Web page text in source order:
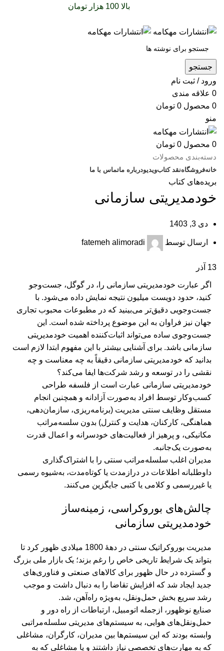
بالا 100 هزار تومان
جستجو
ورود / ثبت نام
0 علاقه مندی
0 محصول 0 تومان
منو
0 محصول 0 تومان
دسته‌بندی محصولات
خانهفروشگاهنقد کتابویدیودرباره‌ ماتماس با ما
بریده‌های کتاب
خودمديريتی سازمانی
دی 3, 1403
ارسال توسط fatemeh alimoradi
13 آذر
اگر عبارت خودمدیریتی سازمانی را، در گوگل، جست‌وجو
کنید، حدود دویست میلیون نتیجه نمایش داده می‌شود. با
جست‌‌وجویی دقیق‌تر می‌بینید که در مطبوعات محبوب تجاری
جهان نیز فراوان به این موضوع پرداخته شده است. این
جست‌وجوی ساده می‌تواند اثبات‌کننده اهمیت خودمدیریتی
سازمانی باشد. برای آشنایی بیشتر با این مفهوم ابتدا لازم است
بدانید که خودمدیریتی سازمانی دقیقاً به چه معناست و چه
نقشی را در توسعه و رشد شرکت‌ها ایفا می‌کند؟
خودمدیریتی سازمانی عبارت است از فلسفه طراحی
کسب‌وکار توسط افراد به‌صورت آزادانه و همچنین انجام
مستقل وظایف سنتی مدیریت (برنامه‌ریزی، سازمان‌دهی،
هماهنگی، کارکنان، هدایت و کنترل) بدون سلسه‌مراتب
مکانیکی، و پرهیز از فعالیت‌های خودسرانه و اعمال قدرت
به‌صورت یک‌جانبه.
مدیران اغلب سلسله‌مراتب سنتی را با اشتراک‌گذاری
داوطلبانه اطلاعات در درازمدت یا کوتاه‌مدت، به‌شیوه رسمی
یا غیررسمی و کلامی یا کتبی جایگزین می‌کنند.
چالش‌های بوروکراسی، زمینه‌ساز
خودمدیریتی سازمانی
مدیریت بوروکراتیک سنتی در دهۀ 1800 میلادی ظهور کرد تا
بتواند یک شرایط تاریخی خاص را رغم بزند؛ یک بازار ملی بزرگ
و گسترده در حال ظهور برای کالاهای صنعتی و فناوری‌های
جدید ایجاد شد که افزایش تقاضا را به دنبال داشت و موجب
رشد سریع بخش حمل‌ونقل، به‌ویژه راه‌آهن، شد.
صنایع نوظهور، ازجمله اتومبیل، ارتباطات از راه دور و
حمل‌و‌نقل‌های هوایی، به سیستم‌های مدیریتی سلسله‌مراتبی
وابسته بودند که این سیستم‌ها بین مدیران، کارگران، مشاغلی
که به مهارت‌های تخصصی نیاز داشتند و یا مشاغلی که به